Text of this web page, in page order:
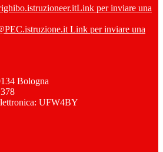
Link per inviare una
Link per inviare una
Bologna
UFW4BY